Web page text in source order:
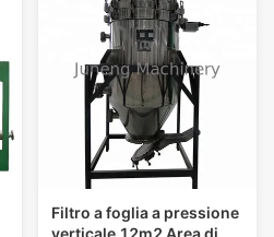
Filtro a foglia a pressione
verticale 12m2 Area di